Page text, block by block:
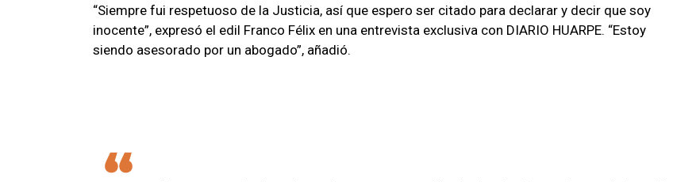
“Siempre fui respetuoso de la Justicia, así que espero ser citado para declarar y decir que soy
inocente”, expresó el edil Franco Félix en una entrevista exclusiva con DIARIO HUARPE. “Estoy
siendo asesorado por un abogado”, añadió.